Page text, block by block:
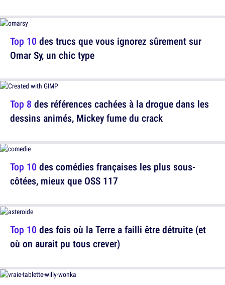
Top 10 des trucs que vous ignorez sûrement sur
Omar Sy, un chic type
Top 10 des comédies françaises les plus sous-
côtées, mieux que OSS 117
Top 8 des références cachées à la drogue dans les
dessins animés, Mickey fume du crack
Top 10 des fois où la Terre a failli être détruite (et
où on aurait pu tous crever)